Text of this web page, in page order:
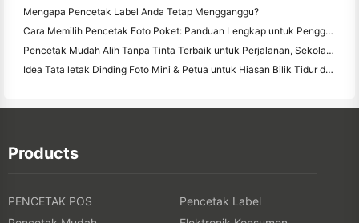
Mengapa Pencetak Label Anda Tetap Mengganggu?
Cara Memilih Pencetak Foto Poket: Panduan Lengkap untuk Pengguna Jurnal, Perjalanan, dan iPhone
Pencetak Mudah Alih Tanpa Tinta Terbaik untuk Perjalanan, Sekolah, dan Kerja Mudah Alih: Hanin MT620 Pro Review
Idea Tata letak Dinding Foto Mini & Petua untuk Hiasan Bilik Tidur dan Asrama
Products
PENCETAK POS
Pencetak Label